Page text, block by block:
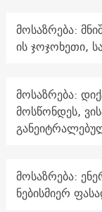
მოსაზრება:
ის ჯოჯოხეთი,
მოსაზრება:
მოსწონდეს,
მოსაზრება:
ნებისმიერ